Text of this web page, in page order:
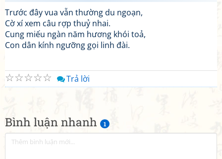
Bình luận nhanh 1
Trước đây vua vẫn thường du ngoạn,
Cờ xí xem câu rợp thuỷ nhai.
Cung miếu ngàn năm hương khói toả,
Con dân kính ngưỡng gọi linh đài.
☆
☆
☆
☆
☆ Trả lời